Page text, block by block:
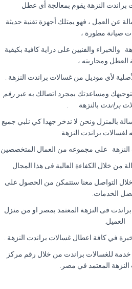
براندت النزهة يقوم بمعالجة أي عطل
عن العمل ، فهو يمتلك أجهزة تقنية حديثة
صيانة مطورة ،
والخبراء والفنيين على دراية كافية بكيفية
العطل ومحاربته ،
لأي موديل من غسالات براندت النزهة
ومساعدتك بمجرد اتصالك به عبررقم
براندت بالنزهة
بالمنزل ونحن لا ندخر جهدا كي نلبي جميع
لغسالات براندت النزهة
النزهة على مجموعه من العمال المتخصصين
من خلال الكفاءة العالية فى هذا المجال
التواصل معنا ستتمكن من الحصول على
الخدمات
فى النزهة المعتمد بمصر او من منزل
العميل
في كافة اعطال غسالات براندت النزهة
للغسالات براندت من خلال رقم مركز
النزهة المعتمد في مصر